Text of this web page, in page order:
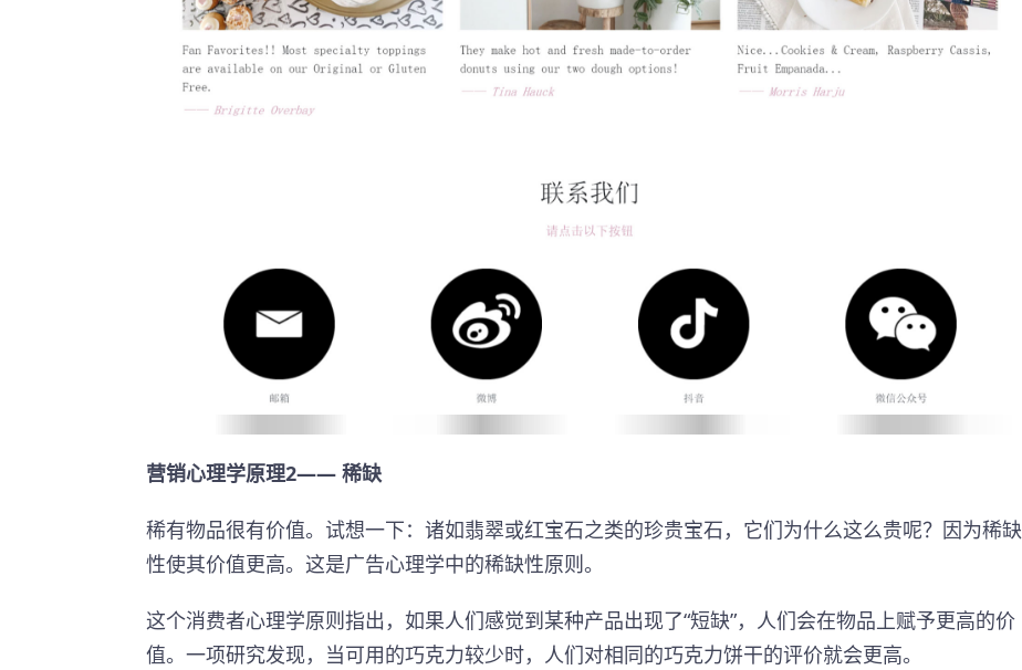
营销心理学原理2—— 稀缺
稀有物品很有价值。试想一下：诸如翡翠或红宝石之类的珍贵宝石，它们为什么这么贵呢？因为稀缺
性使其价值更高。这是广告心理学中的稀缺性原则。
这个消费者心理学原则指出，如果人们感觉到某种产品出现了“短缺”，人们会在物品上赋予更高的价
值。一项研究发现，当可用的巧克力较少时，人们对相同的巧克力饼干的评价就会更高。